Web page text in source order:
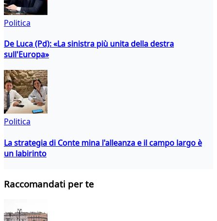
Politica
De Luca (Pd): «La sinistra più unita della destra
sull'Europa»
Politica
La strategia di Conte mina l'alleanza e il campo largo è
un labirinto
Raccomandati per te